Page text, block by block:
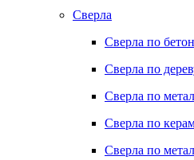
Сверла
Сверла по
Сверла по
Сверла по
Сверла по
Сверла по